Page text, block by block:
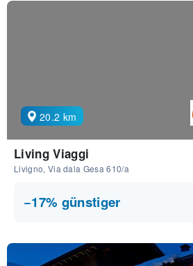
20.2 km
Living Viaggi
Livigno, Via dala Gesa 610/a
−17% günstiger